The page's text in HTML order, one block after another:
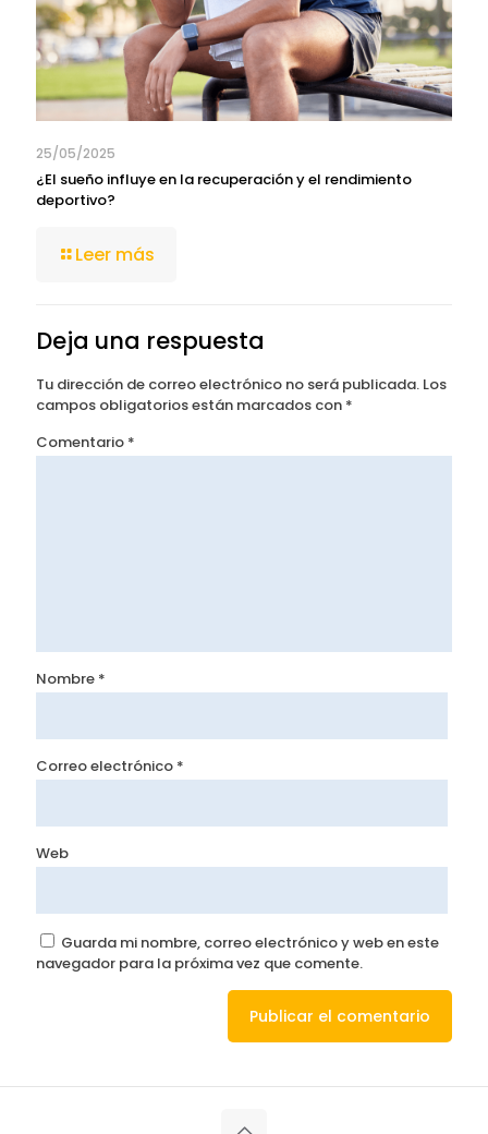
25/05/2025
¿El sueño influye en la recuperación y el rendimiento
deportivo?
Leer más
Deja una respuesta
Tu dirección de correo electrónico no será publicada. Los
campos obligatorios están marcados con *
Comentario *
Nombre *
Correo electrónico *
Web
Guarda mi nombre, correo electrónico y web en este
navegador para la próxima vez que comente.